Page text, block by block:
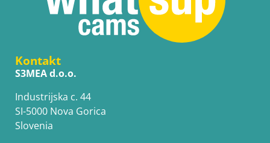
Kontakt
S3MEA d.o.o.
Industrijska c. 44
SI-5000 Nova Gorica
Slovenia